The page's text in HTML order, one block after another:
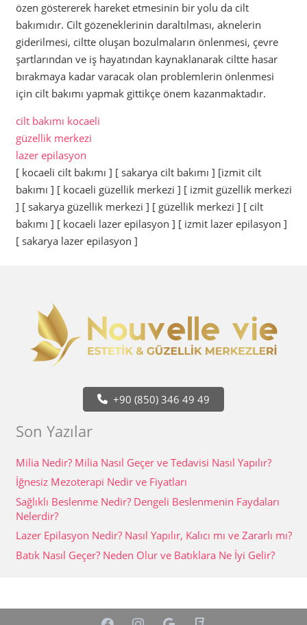
özen göstererek hareket etmesinin bir yolu da cilt
bakımıdır. Cilt gözeneklerinin daraltılması, aknelerin
giderilmesi, ciltte oluşan bozulmaların önlenmesi, çevre
şartlarından ve iş hayatından kaynaklanarak ciltte hasar
bırakmaya kadar varacak olan problemlerin önlenmesi
için cilt bakımı yapmak gittikçe önem kazanmaktadır.
cilt bakımı kocaeli
güzellik merkezi
lazer epilasyon
[ kocaeli cilt bakımı ] [ sakarya cilt bakımı ] [izmit cilt
bakımı ] [ kocaeli güzellik merkezi ] [ izmit güzellik merkezi
] [ sakarya güzellik merkezi ] [ güzellik merkezi ] [ cilt
bakımı ] [ kocaeli lazer epilasyon ] [ izmit lazer epilasyon ]
[ sakarya lazer epilasyon ]
+90 (850) 346 49 49
Son Yazılar
Milia Nedir? Milia Nasıl Geçer ve Tedavisi Nasıl Yapılır?
İğnesiz Mezoterapi Nedir ve Fiyatları
Sağlıklı Beslenme Nedir? Dengeli Beslenmenin Faydaları
Nelerdir?
Lazer Epilasyon Nedir? Nasıl Yapılır, Kalıcı mı ve Zararlı mı?
Batık Nasıl Geçer? Neden Olur ve Batıklara Ne İyi Gelir?